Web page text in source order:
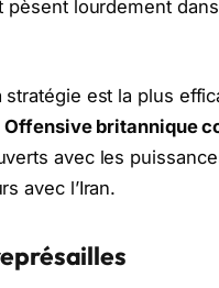
lourdement
est la plus
Offensive britannique
avec les
avec l’Iran.